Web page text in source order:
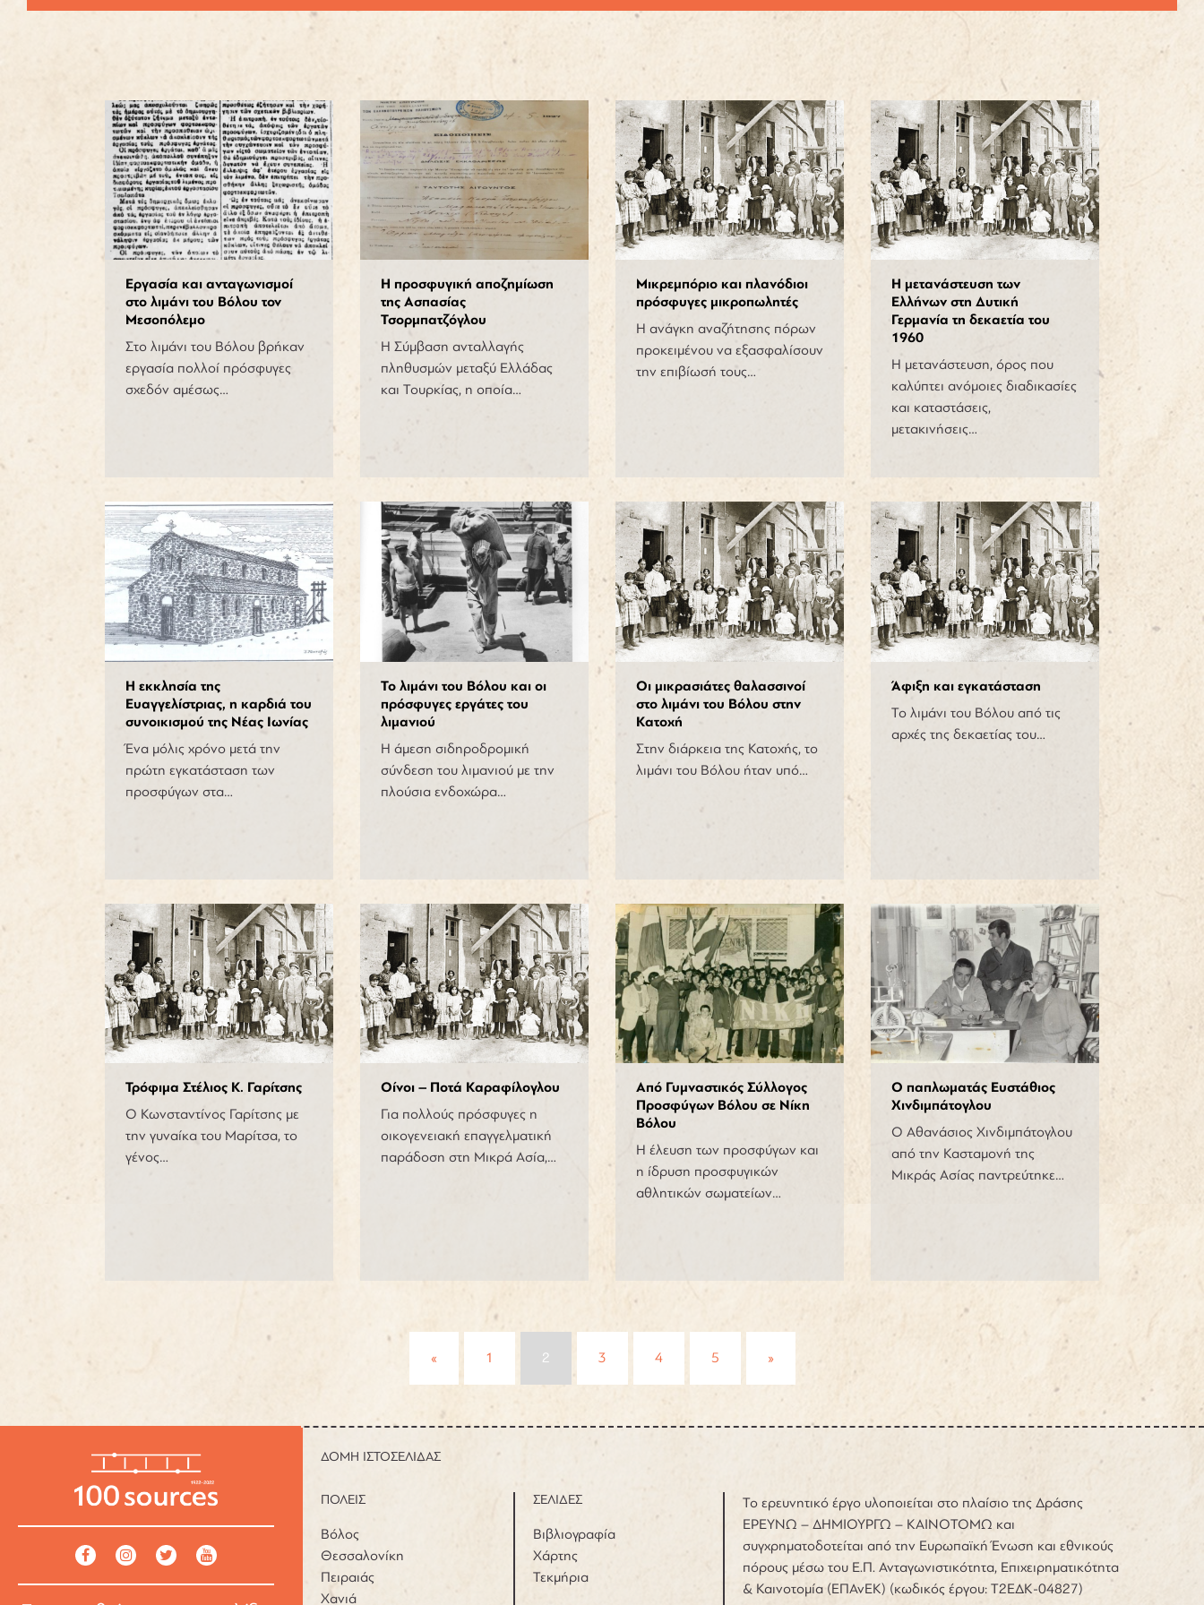
Εργασία και ανταγωνισμοί
στο λιμάνι του Βόλου τον
Μεσοπόλεμο
Στο λιμάνι του Βόλου βρήκαν
εργασία πολλοί πρόσφυγες
σχεδόν αμέσως…
Η προσφυγική αποζημίωση
της Ασπασίας
Τσορμπατζόγλου
Η Σύμβαση ανταλλαγής
πληθυσμών μεταξύ Ελλάδας
και Τουρκίας, η οποία…
Μικρεμπόριο και πλανόδιοι
πρόσφυγες μικροπωλητές
Η ανάγκη αναζήτησης πόρων
προκειμένου να εξασφαλίσουν
την επιβίωσή τους…
Η μετανάστευση των
Ελλήνων στη Δυτική
Γερμανία τη δεκαετία του
1960
Η μετανάστευση, όρος που
καλύπτει ανόμοιες διαδικασίες
και καταστάσεις,
μετακινήσεις…
Η εκκλησία της
Ευαγγελίστριας, η καρδιά του
συνοικισμού της Νέας Ιωνίας
Ένα μόλις χρόνο μετά την
πρώτη εγκατάσταση των
προσφύγων στα…
Το λιμάνι του Βόλου και οι
πρόσφυγες εργάτες του
λιμανιού
Η άμεση σιδηροδρομική
σύνδεση του λιμανιού με την
πλούσια ενδοχώρα…
Οι μικρασιάτες θαλασσινοί
στο λιμάνι του Βόλου στην
Κατοχή
Στην διάρκεια της Κατοχής, το
λιμάνι του Βόλου ήταν υπό…
Άφιξη και εγκατάσταση
Το λιμάνι του Βόλου από τις
αρχές της δεκαετίας του…
Τρόφιμα Στέλιος Κ. Γαρίτσης
Ο Κωνσταντίνος Γαρίτσης με
την γυναίκα του Μαρίτσα, το
γένος…
Οίνοι – Ποτά Καραφίλογλου
Για πολλούς πρόσφυγες η
οικογενειακή επαγγελματική
παράδοση στη Μικρά Ασία,…
Από Γυμναστικός Σύλλογος
Προσφύγων Βόλου σε Νίκη
Βόλου
Η έλευση των προσφύγων και
η ίδρυση προσφυγικών
αθλητικών σωματείων…
Ο παπλωματάς Ευστάθιος
Χινδιμπάτογλου
Ο Αθανάσιος Χινδιμπάτογλου
από την Κασταμονή της
Μικράς Ασίας παντρεύτηκε…
Posts
navigation
« 1 2 3 4 5 »
ΔΟΜΗ ΙΣΤΟΣΕΛΙΔΑΣ
ΠΟΛΕΙΣ
Βόλος
Θεσσαλονίκη
Πειραιάς
Χανιά
ΣΕΛΙΔΕΣ
Βιβλιογραφία
Χάρτης
Τεκμήρια
Το ερευνητικό έργο υλοποιείται στο πλαίσιο της Δράσης
ΕΡΕΥΝΩ – ΔΗΜΙΟΥΡΓΩ – ΚΑΙΝΟΤΟΜΩ και
συγχρηματοδοτείται από την Ευρωπαϊκή Ένωση και εθνικούς
πόρους μέσω του Ε.Π. Ανταγωνιστικότητα, Επιχειρηματικότητα
& Καινοτομία (ΕΠΑνΕΚ) (κωδικός έργου: Τ2ΕΔΚ-04827)